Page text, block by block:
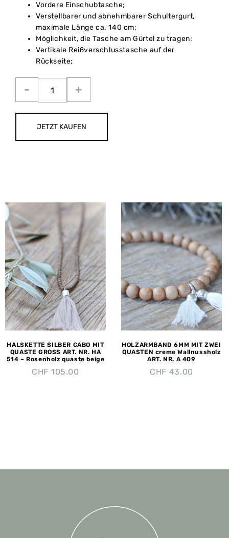
Vordere Einschubtasche;
Verstellbarer und abnehmbarer Schultergurt,
maximale Länge ca. 140 cm;
Möglichkeit, die Tasche am Gürtel zu tragen;
Vertikale Reißverschlusstasche auf der
Rückseite;
JETZT KAUFEN
HALSKETTE SILBER CABO MIT
QUASTE GROSS ART. NR. HA
514 – Rosenholz quaste beige
CHF 105.00
HOLZARMBAND 6MM MIT ZWEI
QUASTEN creme Wallnussholz
ART. NR. A 409
CHF 43.00